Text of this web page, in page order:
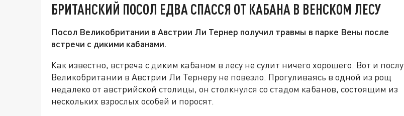
БРИТАНСКИЙ ПОСОЛ ЕДВА СПАССЯ ОТ КАБАНА В ВЕНСКОМ ЛЕСУ
Посол Великобритании в Австрии Ли Тернер получил травмы в парке Вены после
встречи с дикими кабанами.
Как известно, встреча с диким кабаном в лесу не сулит ничего хорошего. Вот и послу
Великобритании в Австрии Ли Тернеру не повезло. Прогуливаясь в одной из рощ
недалеко от австрийской столицы, он столкнулся со стадом кабанов, состоящим из
нескольких взрослых особей и поросят.